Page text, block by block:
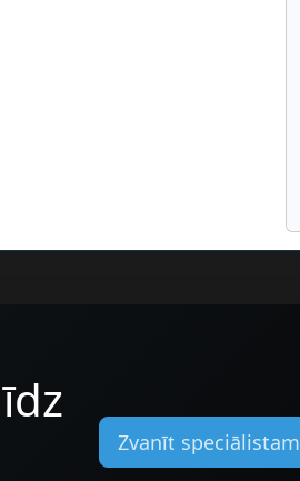
Zvanīt speciālistam